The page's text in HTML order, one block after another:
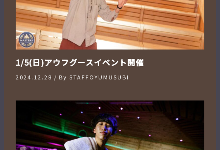
1/5(日)アウフグースイベント開催
2024.12.28 / By STAFFOYUMUSUBI